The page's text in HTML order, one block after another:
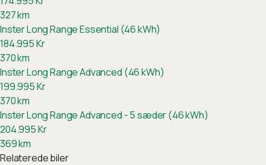
327km
Inster Long Range Essential (46 kWh)
184.995Kr
370km
Inster Long Range Advanced (46 kWh)
199.995Kr
370km
Inster Long Range Advanced - 5 sæder (46 kWh)
204.995Kr
369km
Relaterede biler